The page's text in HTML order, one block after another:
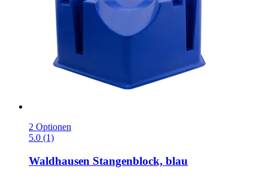
2 Optionen
5.0 (1)
Waldhausen Stangenblock, blau